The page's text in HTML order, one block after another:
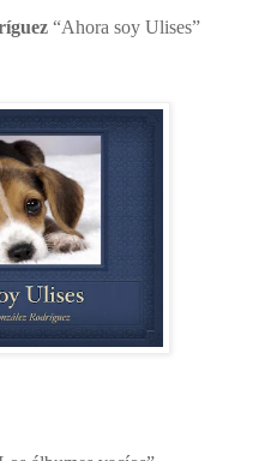
“Ahora soy Ulises”